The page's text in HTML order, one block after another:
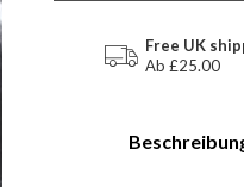
Free UK
Ab £25.00